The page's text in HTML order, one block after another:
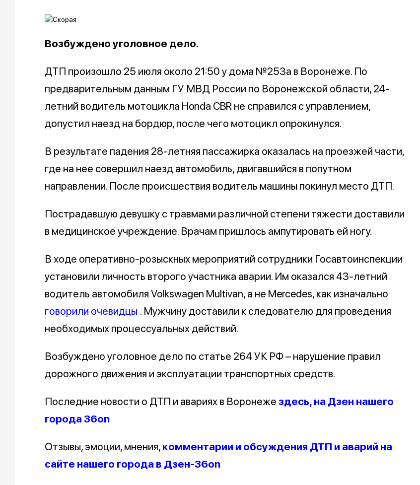
Возбуждено уголовное дело.
ДТП произошло 25 июля около 21:50 у дома №253а в Воронеже. По
предварительным данным ГУ МВД России по Воронежской области, 24-
летний водитель мотоцикла Honda CBR не справился с управлением,
допустил наезд на бордюр, после чего мотоцикл опрокинулся.
В результате падения 28-летняя пассажирка оказалась на проезжей части,
где на нее совершил наезд автомобиль, двигавшийся в попутном
направлении. После происшествия водитель машины покинул место ДТП.
Пострадавшую девушку с травмами различной степени тяжести доставили
в медицинское учреждение. Врачам пришлось ампутировать ей ногу.
В ходе оперативно-розыскных мероприятий сотрудники Госавтоинспекции
установили личность второго участника аварии. Им оказался 43-летний
водитель автомобиля Volkswagen Multivan, а не Mercedes, как изначально
говорили очевидцы . Мужчину доставили к следователю для проведения
необходимых процессуальных действий.
Возбуждено уголовное дело по статье 264 УК РФ – нарушение правил
дорожного движения и эксплуатации транспортных средств.
Последние новости о ДТП и авариях в Воронеже здесь, на Дзен нашего
города 36on
Отзывы, эмоции, мнения, комментарии и обсуждения ДТП и аварий на
сайте нашего города в Дзен-36on